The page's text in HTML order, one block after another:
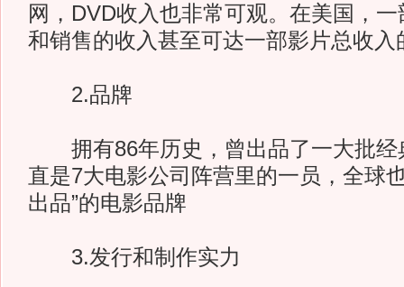
网，DVD收入也非常可观。在美国，
和销售的收入甚至可达一部影片总收入
2.品牌
拥有86年历史，曾出品了一大批经
直是7大电影公司阵营里的一员，全球
出品”的电影品牌
3.发行和制作实力